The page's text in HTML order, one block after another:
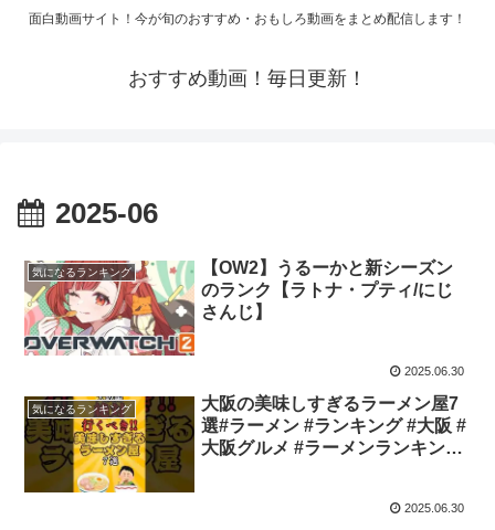
面白動画サイト！今が旬のおすすめ・おもしろ動画をまとめ配信します！
おすすめ動画！毎日更新！
2025-06
気になるランキング
【OW2】うるーかと新シーズン
のランク【ラトナ・プティ/にじ
さんじ】
2025.06.30
気になるランキング
大阪の美味しすぎるラーメン屋7
選#ラーメン #ランキング #大阪 #
大阪グルメ #ラーメンランキング
2025.06.30